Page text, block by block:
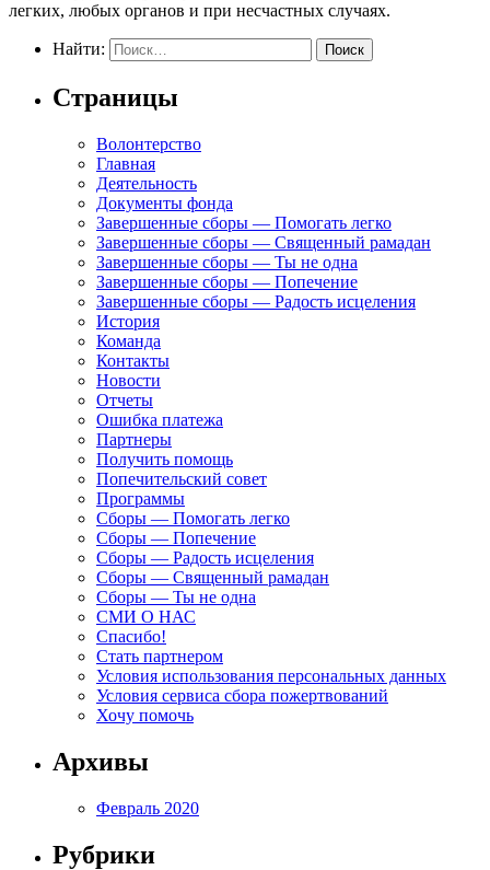
легких, любых органов и при несчастных случаях.
Найти:
Страницы
Волонтерство
Главная
Деятельность
Документы фонда
Завершенные сборы — Помогать легко
Завершенные сборы — Священный рамадан
Завершенные сборы — Ты не одна
Завершенные сборы — Попечение
Завершенные сборы — Радость исцеления
История
Команда
Контакты
Новости
Отчеты
Ошибка платежа
Партнеры
Получить помощь
Попечительский совет
Программы
Сборы — Помогать легко
Сборы — Попечение
Сборы — Радость исцеления
Сборы — Священный рамадан
Сборы — Ты не одна
СМИ О НАС
Спасибо!
Стать партнером
Условия использования персональных данных
Условия сервиса сбора пожертвований
Хочу помочь
Архивы
Февраль 2020
Рубрики